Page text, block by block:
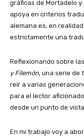
gráficas de Mortadelo y
apoya en criterios
alemana es, en
estrictamente una
Reflexionando sobre
y Filemón, una serie de
reír a varias
para el lector
desde un punto de
En mi trabajo voy a